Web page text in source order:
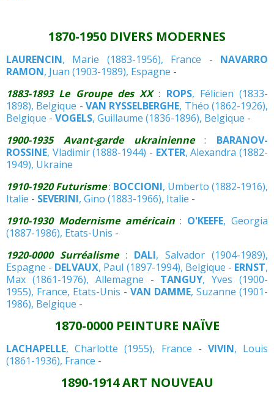
1870-1950 DIVERS MODERNES
LAURENCIN, Marie (1883-1956), France - NAVARRO
RAMON, Juan (1903-1989), Espagne -
1883-1893 Le Groupe des XX: ROPS, Félicien (1833-
1898), Belgique -VAN RYSSELBERGHE, Théo (1862-1926),
Belgique - VOGELS, Guillaume (1836-1896), Belgique -
1900-1935 Avant-garde ukrainienne: BARANOV-
ROSSINE, Vladimir (1888-1944) - EXTER, Alexandra (1882-
1949), Ukraine
1910-1920 Futurisme: BOCCIONI, Umberto (1882-1916),
Italie - SEVERINI, Gino (1883-1966), Italie -
1910-1930 Modernisme américain: O'KEEFE, Georgia
(1887-1986), Etats-Unis -
1920-0000 Surréalisme: DALI, Salvador (1904-1989),
Espagne - DELVAUX, Paul (1897-1994), Belgique - ERNST,
Max (1861-1976), Allemagne - TANGUY, Yves (1900-
1955), France, Etats-Unis - VAN DAMME, Suzanne (1901-
1986), Belgique -
1870-0000 PEINTURE NAÏVE
LACHAPELLE, Charlotte (1955), France - VIVIN, Louis
(1861-1936), France -
1890-1914 ART NOUVEAU